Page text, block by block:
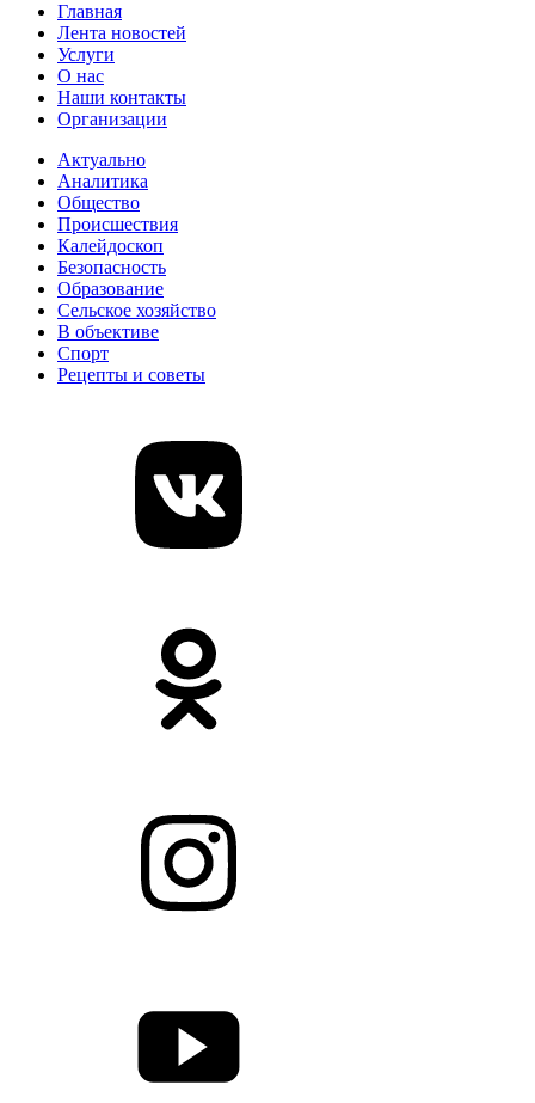
Главная
Лента новостей
Услуги
О нас
Наши контакты
Организации
Актуально
Аналитика
Общество
Происшествия
Калейдоскоп
Безопасность
Образование
Сельское хозяйство
В объективе
Спорт
Рецепты и советы